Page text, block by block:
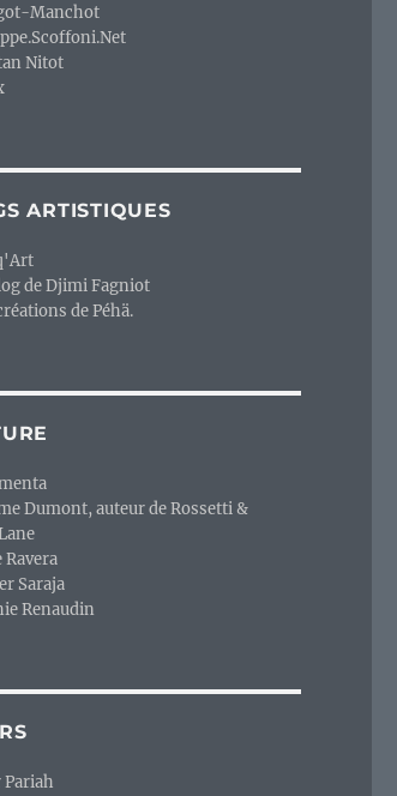
Manchot
Nitot
ARTISTIQUES
de Djimi Fagniot
de Péhä.
Dumont, auteur de Rossetti &
Ravera
Saraja
Renaudin
Pariah